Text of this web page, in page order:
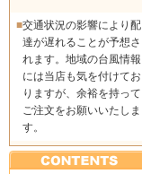
■交通状況の影響により配
達が遅れることが予想さ
れます。地域の台風情報
には当店も気を付けてお
りますが、余裕を持って
ご注文をお願いいたしま
す。